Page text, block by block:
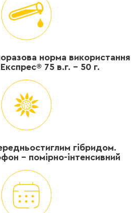
норма використання
75 в.г. – 50 г.
гібридом.
- помірно-інтенсивний